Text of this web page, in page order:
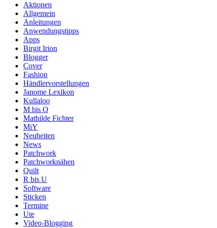
Aktionen
Allgemein
Anleitungen
Anwendungstipps
Apps
Birgit Irion
Blogger
Cover
Fashion
Händlervorstellungen
Janome Lexikon
Kullaloo
M bis Q
Mathilde Fichter
MiY
Neuheiten
News
Patchwork
Patchworknähen
Quilt
R bis U
Software
Sticken
Termine
Ute
Video-Blogging